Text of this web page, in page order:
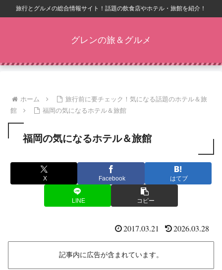
旅行とグルメの総合情報サイト！話題の飲食店やホテル・旅館を紹介！
グレンの旅＆グルメ
ホーム
旅行前に要チェック！気になる話題のホテル＆旅
館
福岡の気になるホテル＆旅館
福岡の気になるホテル＆旅館
X Facebook はてブ
LINE コピー
2017.03.21 2026.03.28
記事内に広告が含まれています。